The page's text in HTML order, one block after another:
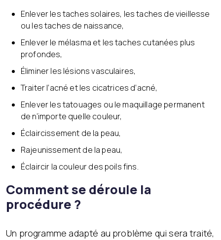
Enlever les taches solaires, les taches de vieillesse
ou les taches de naissance,
Enlever le mélasma et les taches cutanées plus
profondes,
Éliminer les lésions vasculaires,
Traiter l’acné et les cicatrices d’acné,
Enlever les tatouages ​​ou le maquillage permanent
de n’importe quelle couleur,
Éclaircissement de la peau,
Rajeunissement de la peau,
Éclaircir la couleur des poils fins.
Comment se déroule la
procédure ?
Un programme adapté au problème qui sera traité,